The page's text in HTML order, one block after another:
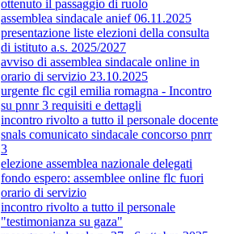
ottenuto il passaggio di ruolo
assemblea sindacale anief 06.11.2025
presentazione liste elezioni della consulta
di istituto a.s. 2025/2027
avviso di assemblea sindacale online in
orario di servizio 23.10.2025
urgente flc cgil emilia romagna - Incontro
su pnnr 3 requisiti e dettagli
incontro rivolto a tutto il personale docente
snals comunicato sindacale concorso pnrr
3
elezione assemblea nazionale delegati
fondo espero: assemblee online flc fuori
orario di servizio
incontro rivolto a tutto il personale
"testimonianza su gaza"